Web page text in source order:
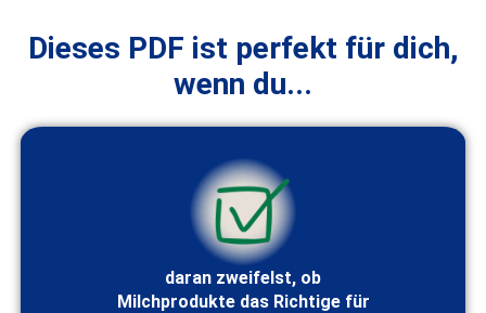
Dieses PDF ist perfekt für dich,
wenn du...
daran zweifelst, ob
Milchprodukte das Richtige für